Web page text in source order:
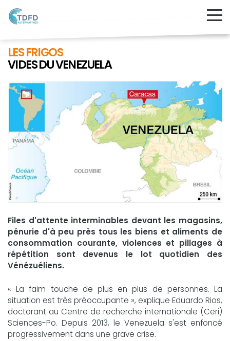
LES FRIGOS
VIDES DU VENEZUELA
Files d'attente interminables devant les magasins,
pénurie d'à peu près tous les biens et aliments de
consommation courante, violences et pillages à
répétition sont devenus le lot quotidien des
Vénézuéliens.
« La faim touche de plus en plus de personnes. La
situation est très préoccupante », explique Eduardo Rios,
doctorant au Centre de recherche internationale (Ceri)
Sciences-Po. Depuis 2013, le Venezuela s'est enfoncé
progressivement dans une grave crise.